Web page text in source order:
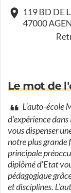
119 BD DE
47000 AGEN
Le mot de
L’auto-école
d’expérience
vous dispenser
notre plus
principale
diplômé d’Etat
pédagogique
et disciplines.